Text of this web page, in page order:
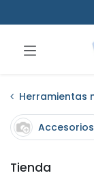
Herramientas
Accesorios
Tienda